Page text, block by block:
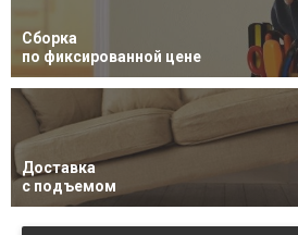
Сборка
по фиксированной цене
Доставка
с подъемом